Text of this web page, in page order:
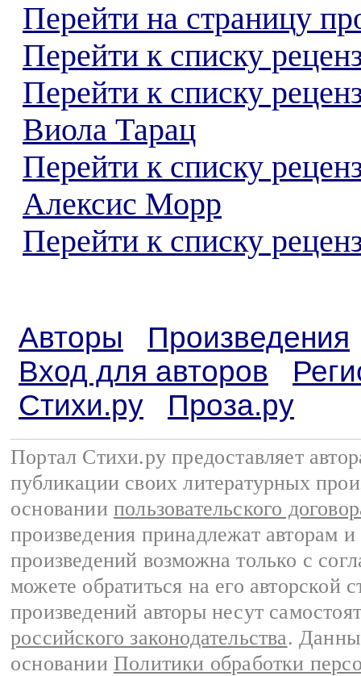
Перейти на страницу
Перейти к списку
Перейти к списку
Виола Тарац
Перейти к списку
Алексис Морр
Перейти к списку
Авторы
Произведения
Вход для авторов
Стихи.ру
Проза.ру
Портал Стихи.ру предоставляет
публикации своих литературных
основании пользовательского
произведения принадлежат авторам
произведений возможна только с
можете обратиться на его авторской
произведений авторы несут
российского законодательства.
основании Политики обработки